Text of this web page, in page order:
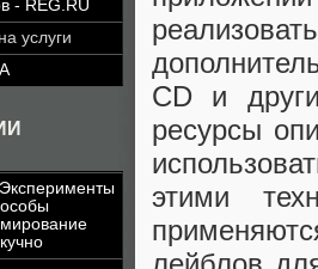
- REG.RU
услуги
Эксперименты
CD и
ресурсы
этими